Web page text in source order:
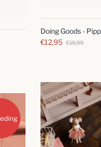
Doing Goods -
€12,95 €15,99